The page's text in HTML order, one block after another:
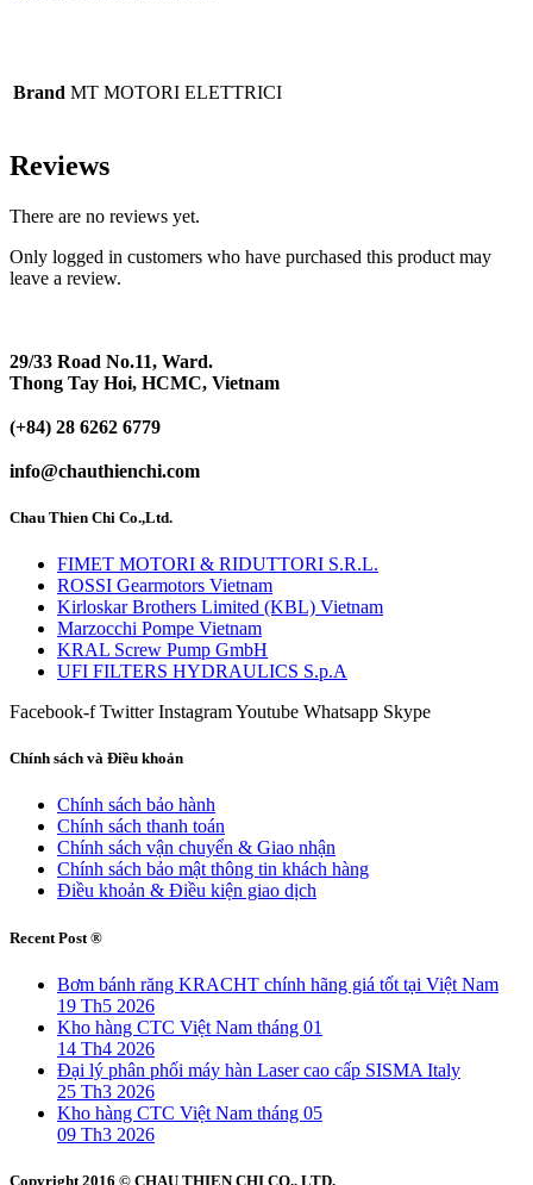
Brand MT MOTORI ELETTRICI
Reviews
There are no reviews yet.
Only logged in customers who have purchased this product may
leave a review.
29/33 Road No.11, Ward.
Thong Tay Hoi, HCMC, Vietnam
(+84) 28 6262 6779
info@chauthienchi.com
Chau Thien Chi Co.,Ltd.
FIMET MOTORI & RIDUTTORI S.R.L.
ROSSI Gearmotors Vietnam
Kirloskar Brothers Limited (KBL) Vietnam
Marzocchi Pompe Vietnam
KRAL Screw Pump GmbH
UFI FILTERS HYDRAULICS S.p.A
Facebook-f Twitter InstagramYoutube Whatsapp Skype
Chính sách và Điều khoản
Chính sách bảo hành
Chính sách thanh toán
Chính sách vận chuyển & Giao nhận
Chính sách bảo mật thông tin khách hàng
Điều khoản & Điều kiện giao dịch
Recent Post ®
Bơm bánh răng KRACHT chính hãng giá tốt tại Việt Nam
19 Th5 2026
Kho hàng CTC Việt Nam tháng 01
14 Th4 2026
Đại lý phân phối máy hàn Laser cao cấp SISMA Italy
25 Th3 2026
Kho hàng CTC Việt Nam tháng 05
09 Th3 2026
Copyright 2016 © CHAU THIEN CHI CO., LTD.